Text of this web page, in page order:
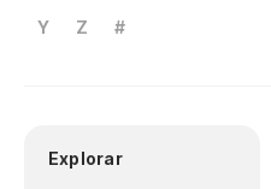
Y
Z #
Explorar